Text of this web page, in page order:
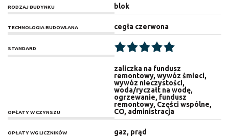
RODZAJ BUDYNKU blok
TECHNOLOGIA BUDOWLANA cegła czerwona
STANDARD
OPŁATY W CZYNSZU
zaliczka na fundusz
remontowy, wywóz śmieci,
wywóz nieczystości,
woda/ryczałt na wodę,
ogrzewanie, fundusz
remontowy, Części wspólne,
CO, administracja
OPŁATY WG LICZNIKÓW gaz, prąd